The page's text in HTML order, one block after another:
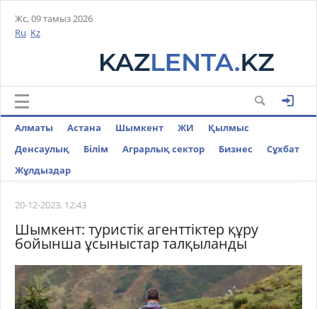
Жс, 09 тамыз 2026
Ru Kz
Алматы Астана Шымкент ЖИ
Қылмыс
Денсаулық
Білім Аграрлық сектор Бизнес
Cұхбат
Жұлдыздар
20-12-2023, 12:43
Шымкент: туристік агенттіктер құру
бойынша ұсыныстар талқыланды